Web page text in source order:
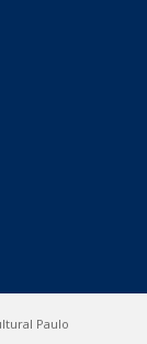
Paulo